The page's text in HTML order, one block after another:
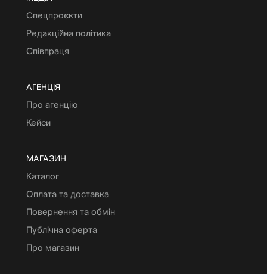
Спецпроєкти
Редакційна політика
Співпраця
АГЕНЦІЯ
Про агенцію
Кейси
МАГАЗИН
Каталог
Оплата та доставка
Повернення та обмін
Публічна оферта
Про магазин